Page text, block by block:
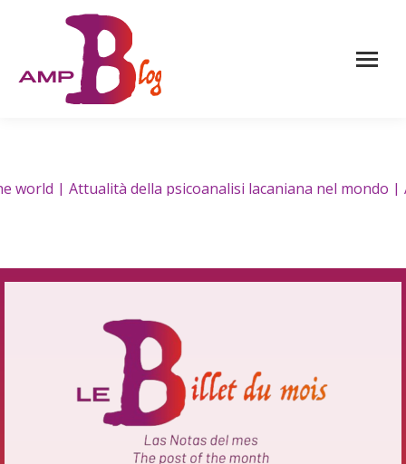
| Attualità della psicoanalisi lacaniana nel mondo |